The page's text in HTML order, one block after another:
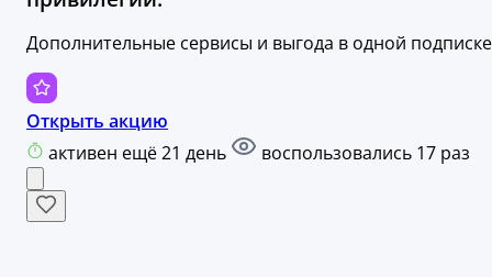
Дополнительные сервисы и выгода в одной подписке
Открыть акцию
активен ещё 21 день
воспользовались 17 раз